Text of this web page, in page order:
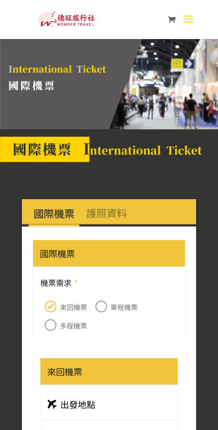
國際機票 護照資料
國際機票
機票需求 *
來回機票
單程機票
多程機票
來回機票
出發地點